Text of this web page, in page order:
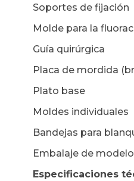
Soportes de fijación
Molde para la
Guía quirúrgica
Placa de mordida
Plato base
Moldes individuales
Bandejas para
Embalaje de
Especificaciones